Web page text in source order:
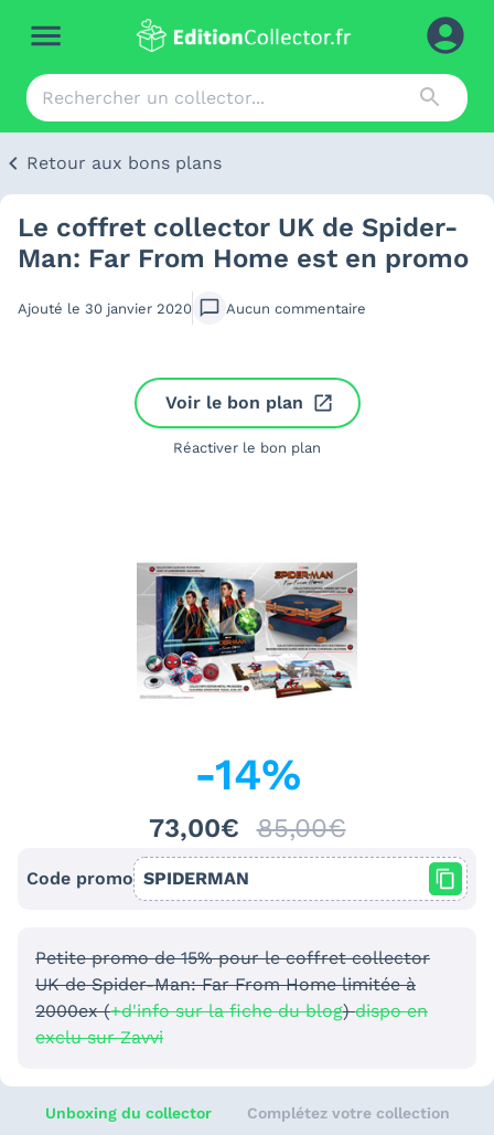
Retour aux bons plans
Le coffret collector UK de Spider-
Man: Far From Home est en promo
Ajouté le 30 janvier 2020 Aucun commentaire
Voir le bon plan
Réactiver le bon plan
-14%
73,00€ 85,00€
Code promo SPIDERMAN
Petite promo de 15% pour le coffret collector
UK de Spider-Man: Far From Home limitée à
2000ex (+d'info sur la fiche du blog)dispo en
exclu sur Zavvi
Unboxing du collector Complétez votre collection